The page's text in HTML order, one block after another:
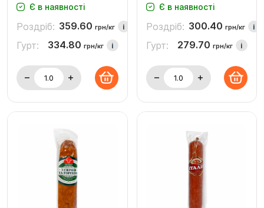
Є в наявності
Роздріб: 359.60 грн/кг i
Гурт: 334.80 грн/кг i
Є в наявності
Роздріб: 300.40 грн/кг i
Гурт: 279.70 грн/кг i